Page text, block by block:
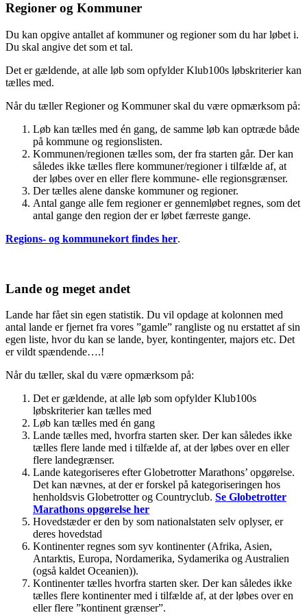
Regioner og Kommuner
Du kan opgive antallet af kommuner og regioner som du har løbet i.
Du skal angive det som et tal.
Det er gældende, at alle løb som opfylder Klub100s løbskriterier kan
tælles med.
Når du tæller Regioner og Kommuner skal du være opmærksom på:
Løb kan tælles med én gang, de samme løb kan optræde både
på kommune og regionslisten.
Kommunen/regionen tælles som, der fra starten går. Der kan
således ikke tælles flere kommuner/regioner i tilfælde af, at
der løbes over en eller flere kommune- elle regionsgrænser.
Der tælles alene danske kommuner og regioner.
Antal gange alle fem regioner er gennemløbet regnes, som det
antal gange den region der er løbet færreste gange.
Regions- og kommunekort findes her.
Lande og meget andet
Lande har fået sin egen statistik. Du vil opdage at kolonnen med
antal lande er fjernet fra vores ”gamle” rangliste og nu erstattet af sin
egen liste, hvor du kan se lande, byer, kontingenter, majors etc. Det
er vildt spændende….!
Når du tæller, skal du være opmærksom på:
Det er gældende, at alle løb som opfylder Klub100s
løbskriterier kan tælles med
Løb kan tælles med én gang
Lande tælles med, hvorfra starten sker. Der kan således ikke
tælles flere lande med i tilfælde af, at der løbes over en eller
flere landegrænser.
Lande kategoriseres efter Globetrotter Marathons’ opgørelse.
Det kan nævnes, at der er forskel på kategoriseringen hos
henholdsvis Globetrotter og Countryclub. Se Globetrotter
Marathons opgørelse her
Hovedstæder er den by som nationalstaten selv oplyser, er
deres hovedstad
Kontinenter regnes som syv kontinenter (Afrika, Asien,
Antarktis, Europa, Nordamerika, Sydamerika og Australien
(også kaldet Oceanien)).
Kontinenter tælles hvorfra starten sker. Der kan således ikke
tælles flere kontinenter med i tilfælde af, at der løbes over en
eller flere ”kontinent grænser”.